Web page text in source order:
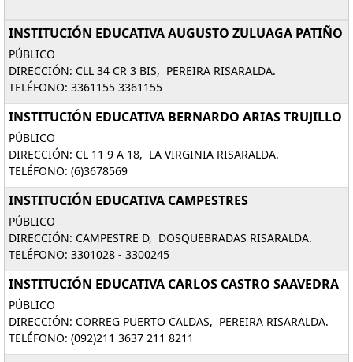
INSTITUCIÓN EDUCATIVA AUGUSTO ZULUAGA PATIÑO
PÚBLICO
DIRECCIÓN: CLL 34 CR 3 BIS, PEREIRA RISARALDA.
TELÉFONO: 3361155 3361155
INSTITUCIÓN EDUCATIVA BERNARDO ARIAS TRUJILLO
PÚBLICO
DIRECCIÓN: CL 11 9 A 18, LA VIRGINIA RISARALDA.
TELÉFONO: (6)3678569
INSTITUCIÓN EDUCATIVA CAMPESTRES
PÚBLICO
DIRECCIÓN: CAMPESTRE D, DOSQUEBRADAS RISARALDA.
TELÉFONO: 3301028 - 3300245
INSTITUCIÓN EDUCATIVA CARLOS CASTRO SAAVEDRA
PÚBLICO
DIRECCIÓN: CORREG PUERTO CALDAS, PEREIRA RISARALDA.
TELÉFONO: (092)211 3637 211 8211